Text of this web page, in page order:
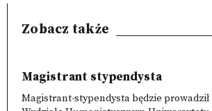
Zobacz także
Magistrant stypendysta
Magistrant-stypendysta będzie prowadził